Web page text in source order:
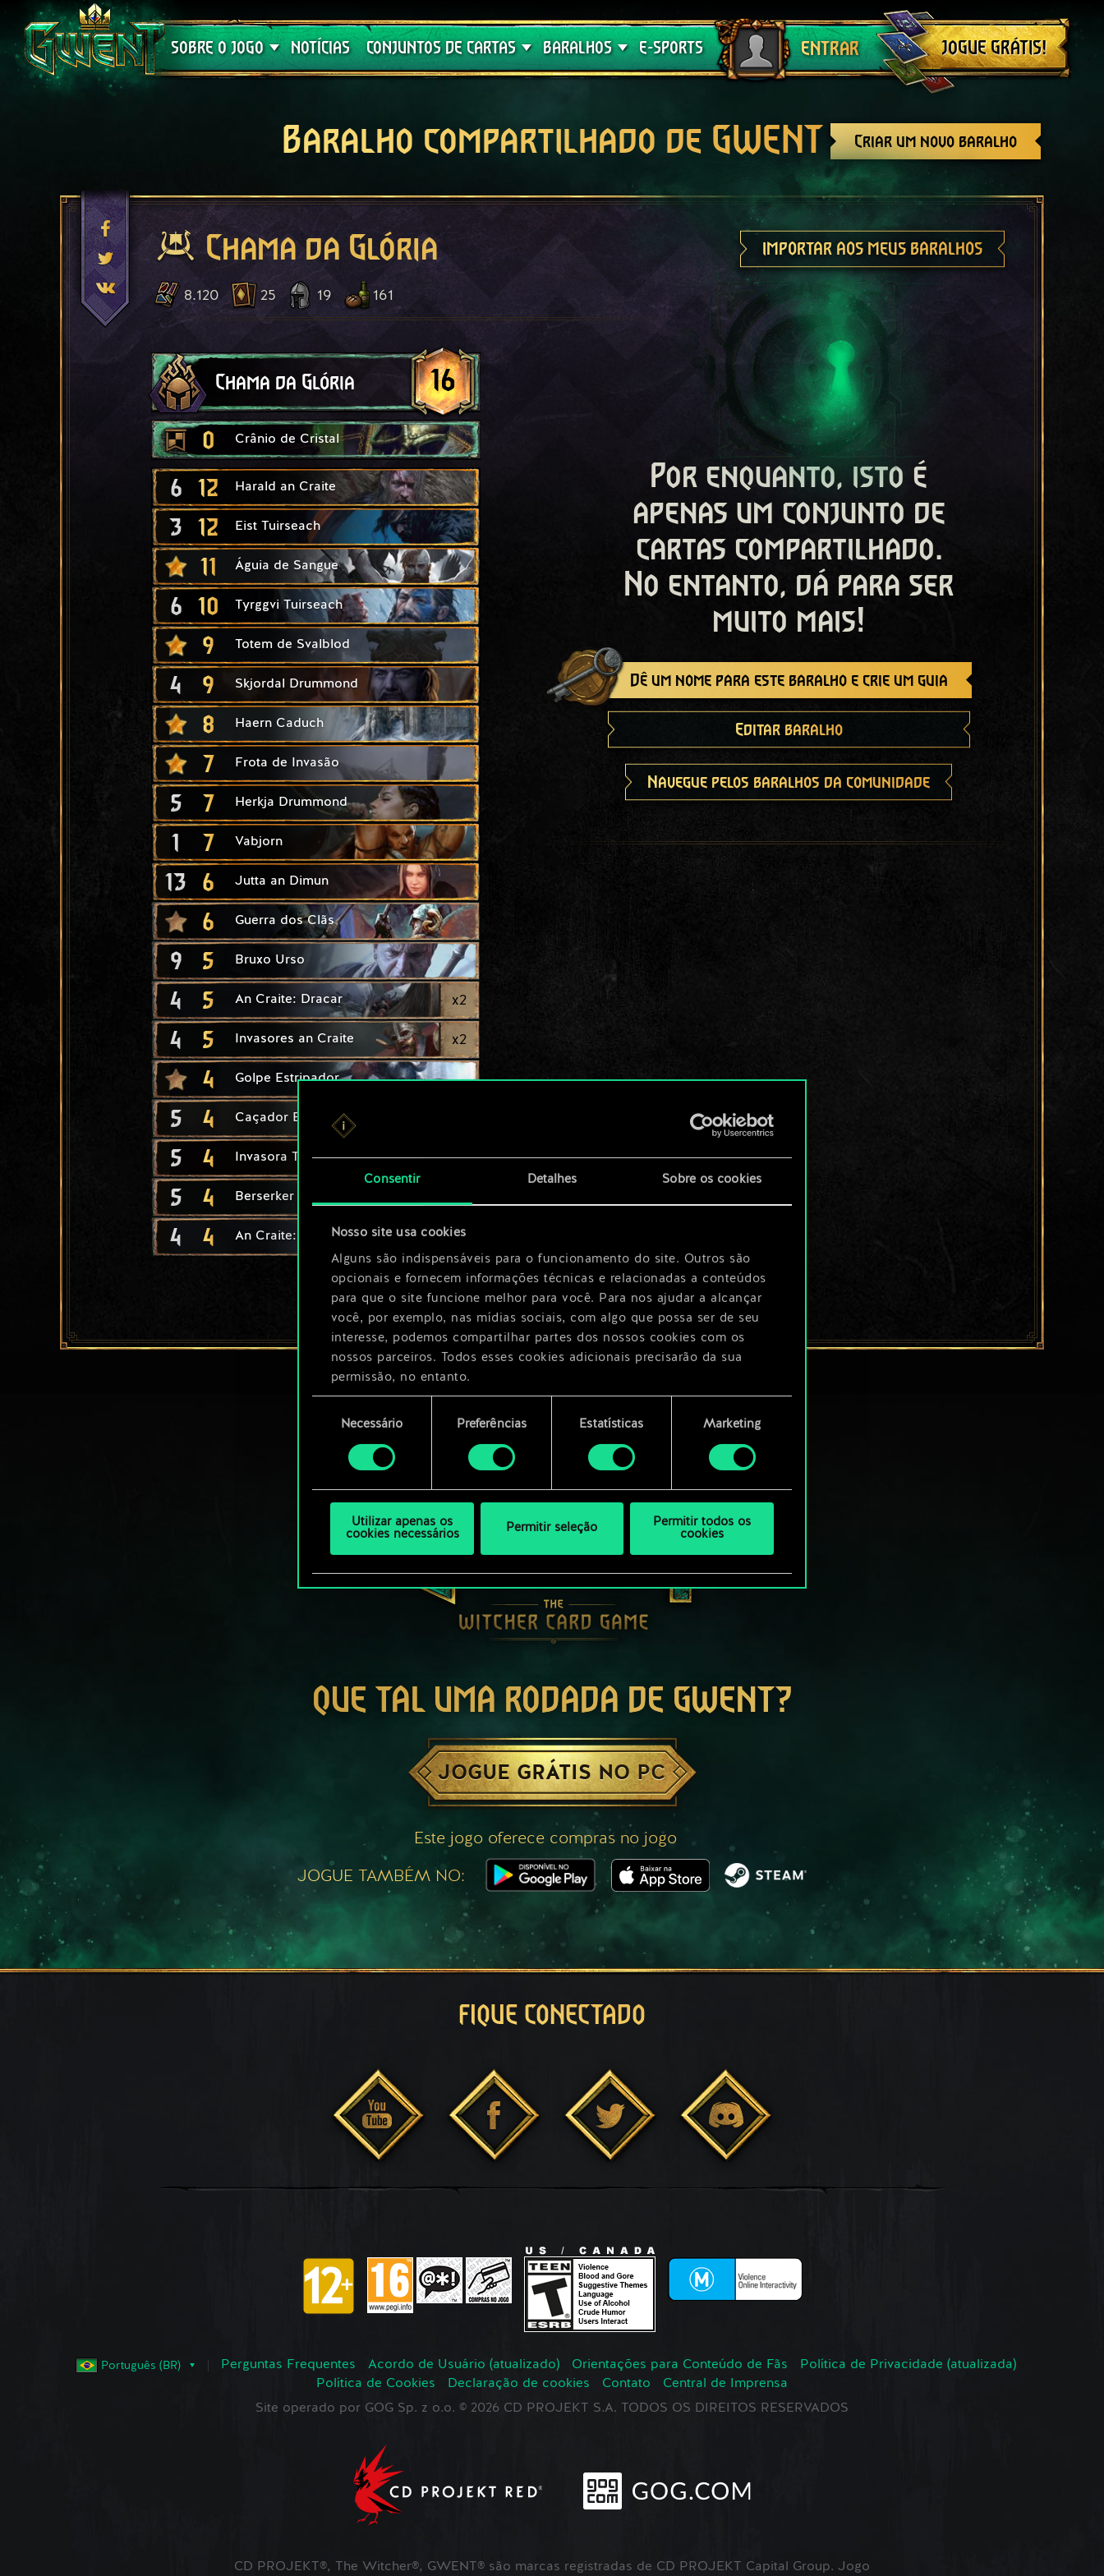
Consentir Detalhes Sobre os cookies
Nosso site usa cookies
Alguns são indispensáveis para o funcionamento do site. Outros são
opcionais e fornecem informações técnicas e relacionadas a conteúdos
para que o site funcione melhor para você. Para nos ajudar a alcançar
você, por exemplo, nas mídias sociais, com algo que possa ser de seu
interesse, podemos compartilhar partes dos nossos cookies com os
nossos parceiros. Todos esses cookies adicionais precisarão da sua
permissão, no entanto.
Você encontrará todos os detalhes sobre o uso de cookies e poderá
consentimento
Necessário Preferências Estatísticas Marketing
Utilizar apenas os
cookies necessários
Permitir seleção
Permitir todos os
cookies
SOBRE O JOGO
Suporte
NOTÍCIAS CONJUNTOS DE CARTAS
Crimson Curse
BARALHOS
Guia de Baralhos
E-SPORTS ENTRAR
Sair
JOGUE GRÁTIS!
Criar um novo baralho
Baralho compartilhado de GWENT
Chama da Glória IMPORTAR AOS MEUS BARALHOS
8.120 25 19 161
Chama da Glória 16
0 Crânio de Cristal
6 12 Harald an Craite
3 12 Eist Tuirseach
11 Águia de Sangue
6 10 Tyrggvi Tuirseach
9 Totem de Svalblod
4 9 Skjordal Drummond
8 Haern Caduch
7 Frota de Invasão
5 7 Herkja Drummond
1 7 Vabjorn
13 6 Jutta an Dimun
6 Guerra dos Clãs
9 5 Bruxo Urso
4 5 An Craite: Dracar x2
4 5 Invasores an Craite x2
4 Golpe Estripador
5 4 Caçador Brokvar
5 4 Invasora Tuirseach x2
5 4 Berserker Drummond
4 4 An Craite: Saqueador
Por enquanto, isto é
apenas um conjunto de
cartas compartilhado.
No entanto, dá para ser
muito mais!
Dê um nome para este baralho e crie um guia
Editar baralho
Navegue pelos baralhos da comunidade
QUE TAL UMA RODADA DE GWENT?
JOGUE GRÁTIS NO PC
Este jogo oferece compras no jogo
JOGUE TAMBÉM NO:
FIQUE CONECTADO
Português (BR) Perguntas Frequentes Acordo de Usuário (atualizado) Orientações para Conteúdo de Fãs
Política de Privacidade (atualizada)
Política de Cookies
Declaração de cookies Contato
Central de Imprensa
Site operado por GOG Sp. z o.o. © 2026 CD PROJEKT S.A. TODOS OS DIREITOS RESERVADOS
CD PROJEKT®, The Witcher®, GWENT® são marcas registradas de CD PROJEKT Capital Group. Jogo